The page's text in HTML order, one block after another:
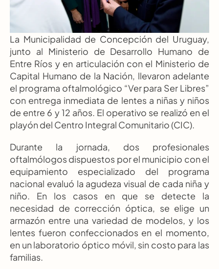
La Municipalidad de Concepción del Uruguay,
junto al Ministerio de Desarrollo Humano de
Entre Ríos y en articulación con el Ministerio de
Capital Humano de la Nación, llevaron adelante
el programa oftalmológico “Ver para Ser Libres”
con entrega inmediata de lentes a niñas y niños
de entre 6 y 12 años. El operativo se realizó en el
playón del Centro Integral Comunitario (CIC).
Durante la jornada, dos profesionales
oftalmólogos dispuestos por el municipio con el
equipamiento especializado del programa
nacional evaluó la agudeza visual de cada niña y
niño. En los casos en que se detecte la
necesidad de corrección óptica, se elige un
armazón entre una variedad de modelos, y los
lentes fueron confeccionados en el momento,
en un laboratorio óptico móvil, sin costo para las
familias.